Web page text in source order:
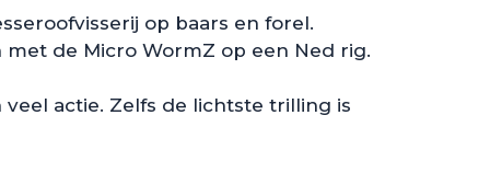
op baars en forel.
de Micro WormZ op een Ned rig.
actie. Zelfs de lichtste trilling is